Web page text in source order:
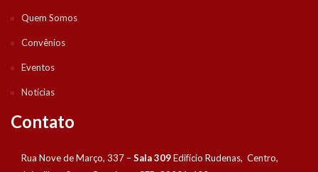
Quem Somos
Convênios
Eventos
Notícias
Contato
Rua Nove de Março, 337 –Sala 309Edifício Rudenas, Centro,